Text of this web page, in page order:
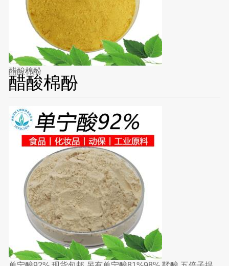
醋酸棉酚
醋酸棉酚